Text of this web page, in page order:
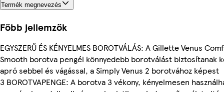
Termék megnevezés
Főbb jellemzők
EGYSZERŰ ÉS KÉNYELMES BOROTVÁLÁS: A Gillette Venus
Smooth borotva pengéi könnyedebb borotválást biztosítanak
apró sebbel és vágással, a Simply Venus 2 borotvához képest
3 BOROTVAPENGE: A borotva 3 vékony, kényelmesen